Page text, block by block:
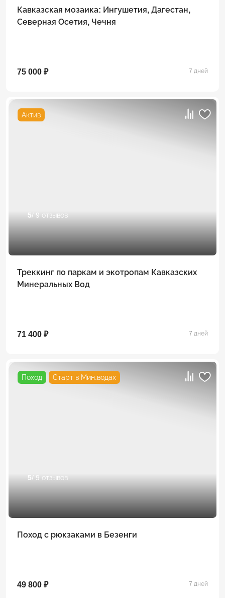
Кавказская мозаика: Ингушетия, Дагестан,
Северная Осетия, Чечня
75 000 ₽ 7 дней
Актив
5/ 9 отзывов
Треккинг по паркам и экотропам Кавказских
Минеральных Вод
71 400 ₽ 7 дней
Поход Старт в Мин.водах
5/ 9 отзывов
Поход с рюкзаками в Безенги
49 800 ₽ 7 дней